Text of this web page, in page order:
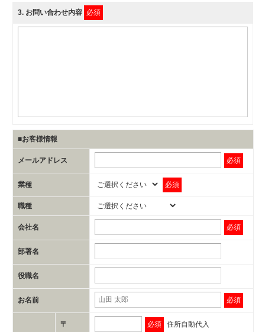
3. お問い合わせ内容 必須
■お客様情報
メールアドレス 必須
業種 必須
職種
会社名 必須
部署名
役職名
お名前 必須
〒 必須 住所自動代入